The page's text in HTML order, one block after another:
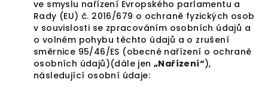
ve smyslu nařízení Evropského parlamentu a
Rady (EU) č. 2016/679 o ochraně fyzických osob
v souvislosti se zpracováním osobních údajů a
o volném pohybu těchto údajů a o zrušení
směrnice 95/46/ES (obecné nařízení o ochraně
osobních údajů)(dále jen „Nařízení“),
následující osobní údaje: